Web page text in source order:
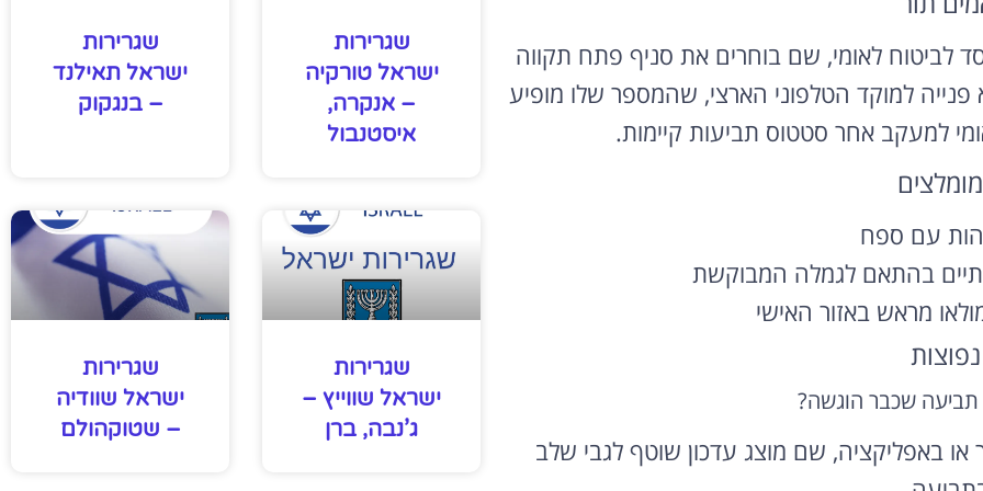
לביטוח לאומי, שם בוחרים את סניף פתח תקווה
למוקד הטלפוני הארצי, שהמספר שלו מופיע
למעקב אחר סטטוס תביעות קיימות.
עם ספח
בהתאם לגמלה המבוקשת
מראש באזור האישי
תביעה שכבר הוגשה?
באפליקציה, שם מוצג עדכון שוטף לגבי שלב
שגרירות
ישראל טורקיה
– אנקרה,
איסטנבול
שגרירות
ישראל תאילנד
– בנגקוק
שגרירות
ישראל שווייץ –
ג’נבה, ברן
שגרירות
ישראל שוודיה
– שטוקהולם